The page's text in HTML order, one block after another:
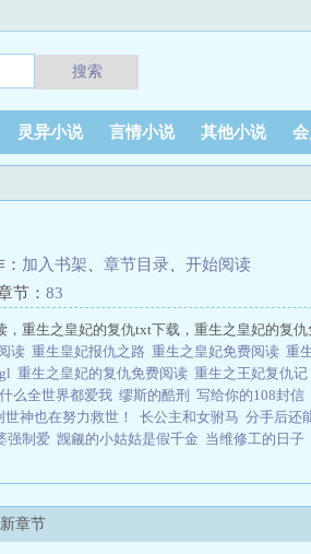
搜索
灵异小说 言情小说 其他小说
加入书架 章节目录
开始阅读
节： 83
重生之皇妃的复仇txt下载，重生之皇妃的复
读 重生皇妃报仇之路 重生之皇妃免费阅读 重
重生之皇妃的复仇免费阅读 重生之王妃复仇记
么全世界都爱我 缪斯的酷刑 写给你的108封信
世神也在努力救世！ 长公主和女驸马 分手后还
强制爱 觊觎的小姑姑是假千金 当维修工的日子
章节